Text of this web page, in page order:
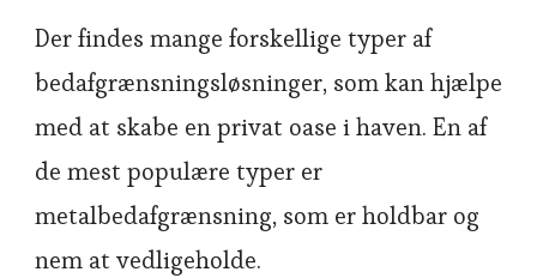
Der findes mange forskellige typer af
bedafgrænsningsløsninger, som kan hjælpe
med at skabe en privat oase i haven. En af
de mest populære typer er
metalbedafgrænsning, som er holdbar og
nem at vedligeholde.